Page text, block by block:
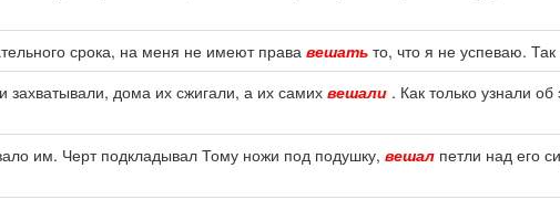
срока, на меня не имеют права вешать то, что я не успеваю.
захватывали, дома их сжигали, а их самих вешали . Как только узнали
им. Черт подкладывал Тому ножи под подушку, вешал петли над его